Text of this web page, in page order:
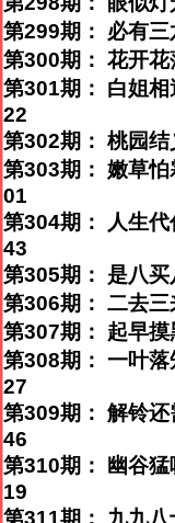
第299期： 必有
第300期： 花开
第301期： 白姐
22
第302期： 桃园
第303期： 嫩草
01
第304期： 人生
43
第305期： 是八
第306期： 二去
第307期： 起早
第308期： 一叶
27
第309期： 解铃
46
第310期： 幽谷
19
第311期： 九九